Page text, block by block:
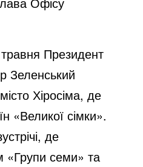
Президент
Зеленський
Хіросіма, де
«Великої сімки».
де
«Групи семи» та